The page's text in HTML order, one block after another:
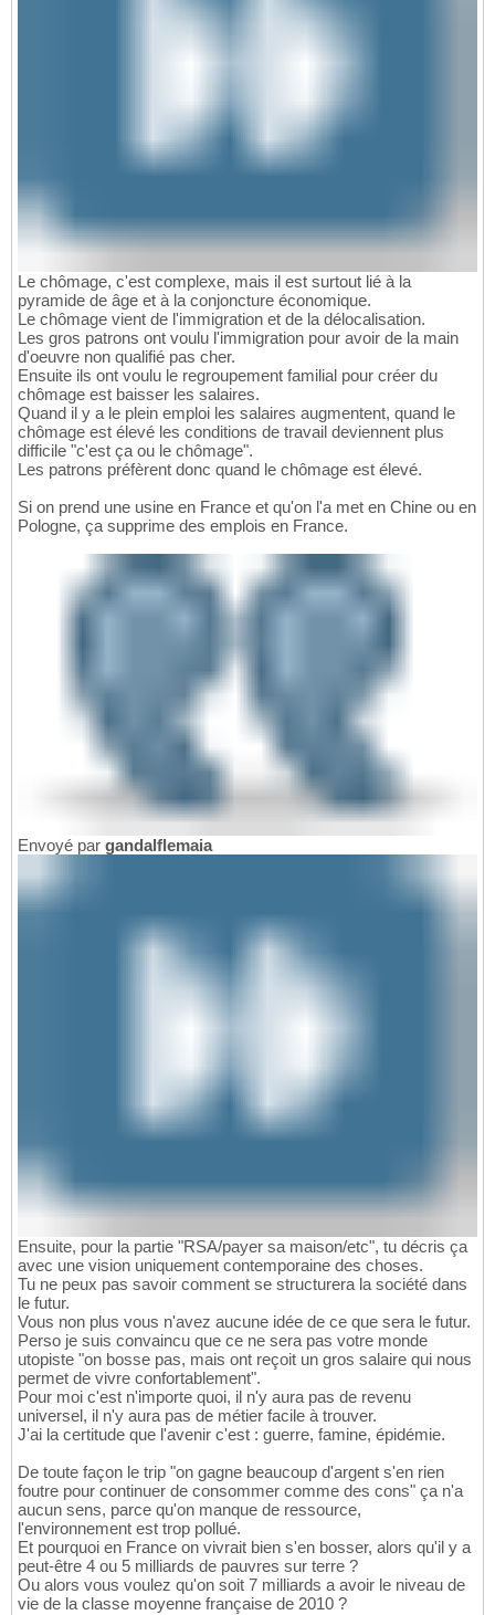
Le chômage, c'est complexe, mais il est surtout lié à la
pyramide de âge et à la conjoncture économique.
Le chômage vient de l'immigration et de la délocalisation.
Les gros patrons ont voulu l'immigration pour avoir de la main
d'oeuvre non qualifié pas cher.
Ensuite ils ont voulu le regroupement familial pour créer du
chômage est baisser les salaires.
Quand il y a le plein emploi les salaires augmentent, quand le
chômage est élevé les conditions de travail deviennent plus
difficile "c'est ça ou le chômage".
Les patrons préfèrent donc quand le chômage est élevé.
Si on prend une usine en France et qu'on l'a met en Chine ou en
Pologne, ça supprime des emplois en France.
Envoyé par gandalflemaia
Ensuite, pour la partie "RSA/payer sa maison/etc", tu décris ça
avec une vision uniquement contemporaine des choses.
Tu ne peux pas savoir comment se structurera la société dans
le futur.
Vous non plus vous n'avez aucune idée de ce que sera le futur.
Perso je suis convaincu que ce ne sera pas votre monde
utopiste "on bosse pas, mais ont reçoit un gros salaire qui nous
permet de vivre confortablement".
Pour moi c'est n'importe quoi, il n'y aura pas de revenu
universel, il n'y aura pas de métier facile à trouver.
J'ai la certitude que l'avenir c'est : guerre, famine, épidémie.
De toute façon le trip "on gagne beaucoup d'argent s'en rien
foutre pour continuer de consommer comme des cons" ça n'a
aucun sens, parce qu'on manque de ressource,
l'environnement est trop pollué.
Et pourquoi en France on vivrait bien s'en bosser, alors qu'il y a
peut-être 4 ou 5 milliards de pauvres sur terre ?
Ou alors vous voulez qu'on soit 7 milliards a avoir le niveau de
vie de la classe moyenne française de 2010 ?